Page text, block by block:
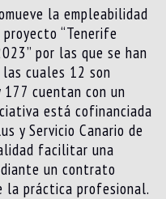
la empleabilidad
“Tenerife
por las que se han
cuales 12 son
cuentan con un
está cofinanciada
y Servicio Canario de
facilitar una
un contrato
la práctica profesional.